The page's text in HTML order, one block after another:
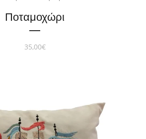
Ποταμοχώρι
35,00€